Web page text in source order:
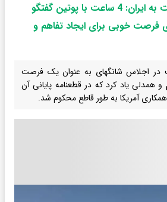
پزشکیان پس از بازگشت به ایران: 4 ساعت با پوتین گفتگو
فرصت خوبی برای ایجاد تفاهم و
در اجلاس شانگهای به عنوان یک فرصت
همدلی یاد کرد که در قطعنامه پایانی آن
آمریکا به طور قاطع محکوم شد.